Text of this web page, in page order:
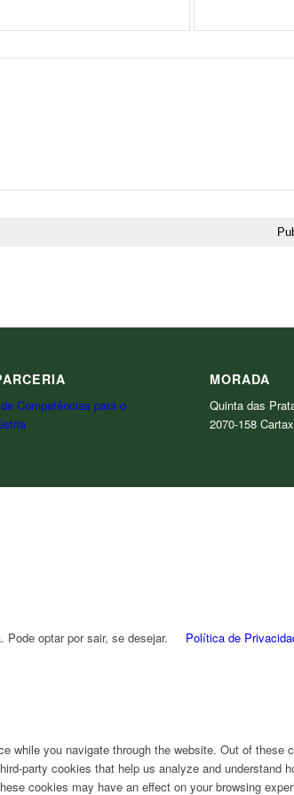
Competências para o
MORADA
Quinta das
2070-158
optar por sair, se desejar. Política de
while you navigate through the website. Out of
party cookies that help us analyze and
cookies may have an effect on your browsing